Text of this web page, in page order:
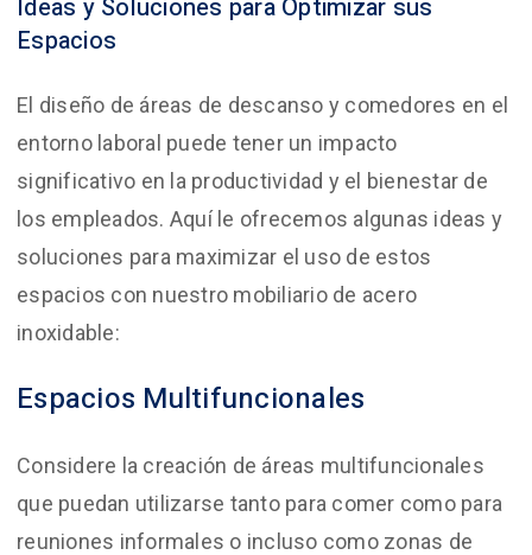
Ideas y Soluciones para Optimizar sus
Espacios
El diseño de áreas de descanso y comedores en el
entorno laboral puede tener un impacto
significativo en la productividad y el bienestar de
los empleados. Aquí le ofrecemos algunas ideas y
soluciones para maximizar el uso de estos
espacios con nuestro mobiliario de acero
inoxidable:
Espacios Multifuncionales
Considere la creación de áreas multifuncionales
que puedan utilizarse tanto para comer como para
reuniones informales o incluso como zonas de